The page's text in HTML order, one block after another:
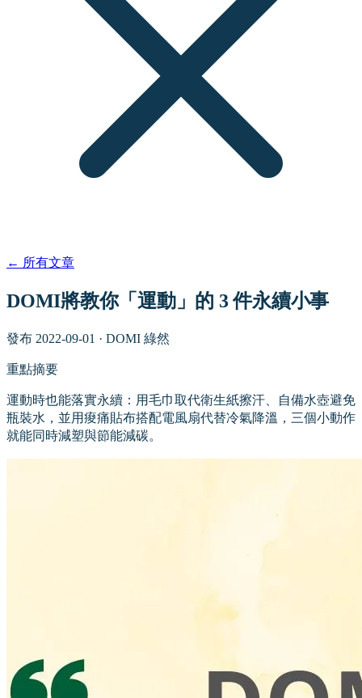
← 所有文章
DOMI將教你「運動」的 3 件永續小事
發布 2022-09-01 · DOMI 綠然
重點摘要
運動時也能落實永續：用毛巾取代衛生紙擦汗、自備水壺避免
瓶裝水，並用痠痛貼布搭配電風扇代替冷氣降溫，三個小動作
就能同時減塑與節能減碳。